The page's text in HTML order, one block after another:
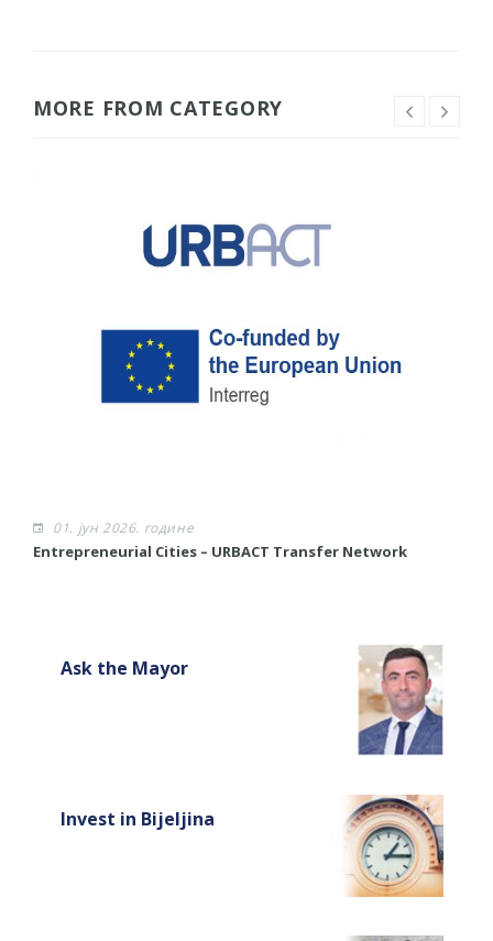
MORE FROM CATEGORY
01. јун 2026. године
​Entrepreneurial Cities – URBACT Transfer Network
Ask the Mayor
Invest in Bijeljina